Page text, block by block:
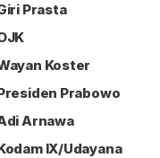
Prasta
Koster
Prabowo
Arnawa
IX/Udayana